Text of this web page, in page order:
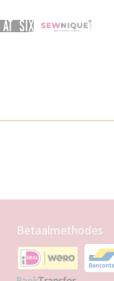
Betaalmethodes